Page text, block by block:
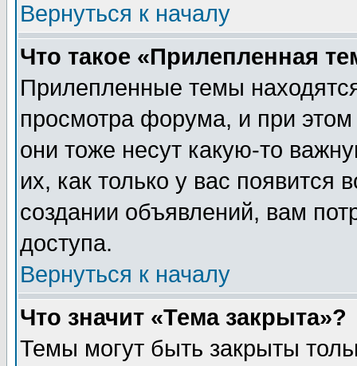
Вернуться к началу
Что такое «Прилепленная
Прилепленные темы
просмотра форума, и при
они тоже несут какую-то
их, как только у вас появится
создании объявлений, вам
доступа.
Вернуться к началу
Что значит «Тема закрыта»?
Темы могут быть закрыты